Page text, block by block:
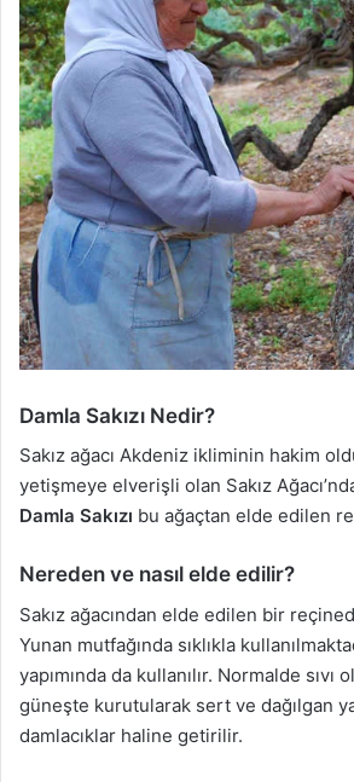
Damla Sakızı Nedir?
Sakız ağacı Akdeniz ikliminin hakim
yetişmeye elverişli olan Sakız
Damla Sakızı bu ağaçtan elde edilen
Nereden ve nasıl elde edilir?
Sakız ağacından elde edilen bir
Yunan mutfağında sıklıkla
yapımında da kullanılır. Normalde sıvı
güneşte kurutularak sert ve dağılgan
damlacıklar haline getirilir.